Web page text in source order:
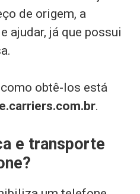
de origem, a
ajudar, já que possui
obtê-los está
.
e transporte